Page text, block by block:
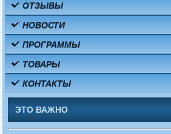
ОТЗЫВЫ
НОВОСТИ
ПРОГРАММЫ
ТОВАРЫ
КОНТАКТЫ
ЭТО ВАЖНО